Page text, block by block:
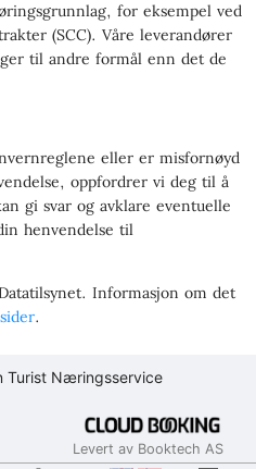
for eksempel ved
(SCC). Våre leverandører
til andre formål enn det de
eller er misfornøyd
oppfordrer vi deg til å
gi svar og avklare eventuelle
henvendelse til
Informasjon om det
.
Næringsservice
Levert av Booktech AS